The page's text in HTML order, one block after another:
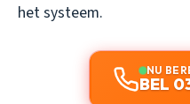
het systeem.
NU
BEL